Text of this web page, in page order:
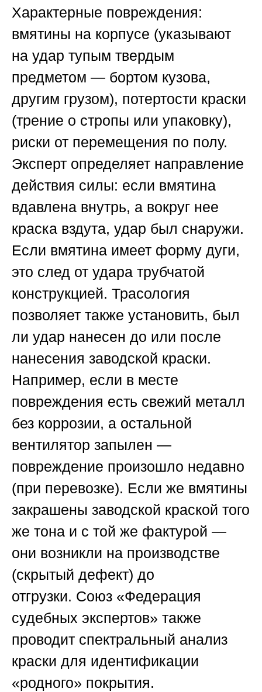
Характерные повреждения:
вмятины на корпусе (указывают
на удар тупым твердым
предметом — бортом кузова,
другим грузом), потертости краски
(трение о стропы или упаковку),
риски от перемещения по полу.
Эксперт определяет направление
действия силы: если вмятина
вдавлена внутрь, а вокруг нее
краска вздута, удар был снаружи.
Если вмятина имеет форму дуги,
это след от удара трубчатой
конструкцией. Трасология
позволяет также установить, был
ли удар нанесен до или после
нанесения заводской краски.
Например, если в месте
повреждения есть свежий металл
без коррозии, а остальной
вентилятор запылен —
повреждение произошло недавно
(при перевозке). Если же вмятины
закрашены заводской краской того
же тона и с той же фактурой —
они возникли на производстве
(скрытый дефект) до
отгрузки. Союз «Федерация
судебных экспертов» также
проводит спектральный анализ
краски для идентификации
«родного» покрытия.